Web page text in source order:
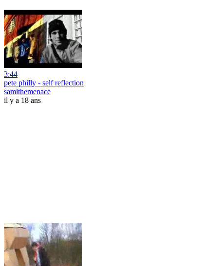
3:44
pete philly - self reflection
samithemenace
il y a 18 ans